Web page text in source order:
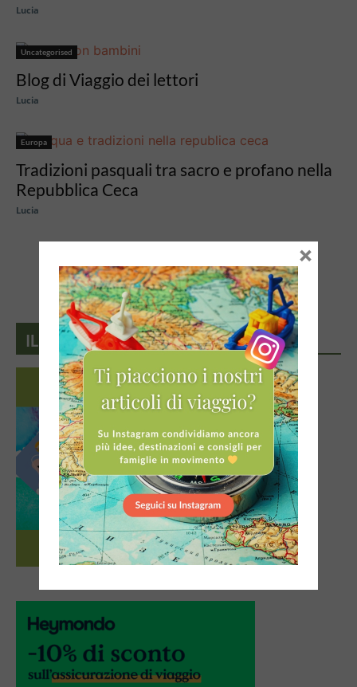
Lucia
Uncategorised
Blog di Viaggio dei lettori
Lucia
Europa
Tradizioni pasquali tra sacro e profano nella
Repubblica Ceca
Lucia
51 52 53
IL DIARIO VIAGGI DI QUANTOMANCA
×